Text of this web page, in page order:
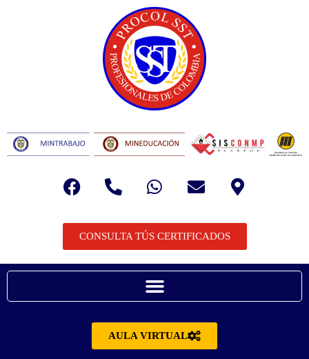
CONSULTA TÚS CERTIFICADOS
AULA VIRTUAL